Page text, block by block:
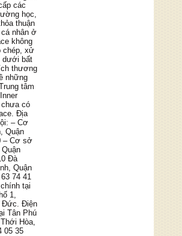
các
học,
thuận
cá nhân ở
không
chép, xử
dưới bất
thương
những
tâm
có
Địa
– Cơ
Quận
– Cơ sở
Đà
Quận
74 41
tại
1,
Đức. Điện
Tân Phú
Hòa,
05 35